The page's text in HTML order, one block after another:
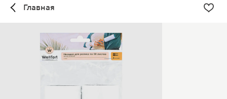
Главная